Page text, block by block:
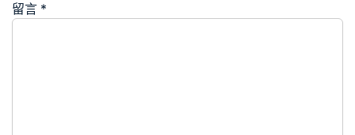
留言 *